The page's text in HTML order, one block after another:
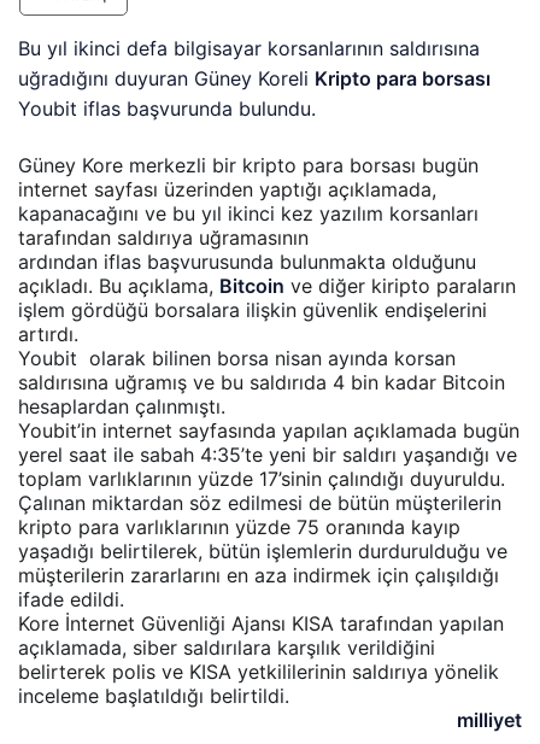
Bu yıl ikinci defa bilgisayar korsanlarının saldırısına
uğradığını duyuran Güney Koreli Kripto para borsası
Youbit iflas başvurunda bulundu.
Güney Kore merkezli bir kripto para borsası bugün
internet sayfası üzerinden yaptığı açıklamada,
kapanacağını ve bu yıl ikinci kez yazılım korsanları
tarafından saldırıya uğramasının
ardından iflas başvurusunda bulunmakta olduğunu
açıkladı. Bu açıklama, Bitcoin ve diğer kiripto paraların
işlem gördüğü borsalara ilişkin güvenlik endişelerini
artırdı.
Youbit olarak bilinen borsa nisan ayında korsan
saldırısına uğramış ve bu saldırıda 4 bin kadar Bitcoin
hesaplardan çalınmıştı.
Youbit’in internet sayfasında yapılan açıklamada bugün
yerel saat ile sabah 4:35’te yeni bir saldırı yaşandığı ve
toplam varlıklarının yüzde 17’sinin çalındığı duyuruldu.
Çalınan miktardan söz edilmesi de bütün müşterilerin
kripto para varlıklarının yüzde 75 oranında kayıp
yaşadığı belirtilerek, bütün işlemlerin durdurulduğu ve
müşterilerin zararlarını en aza indirmek için çalışıldığı
ifade edildi.
Kore İnternet Güvenliği Ajansı KISA tarafından yapılan
açıklamada, siber saldırılara karşılık verildiğini
belirterek polis ve KISA yetkililerinin saldırıya yönelik
inceleme başlatıldığı belirtildi.
milliyet